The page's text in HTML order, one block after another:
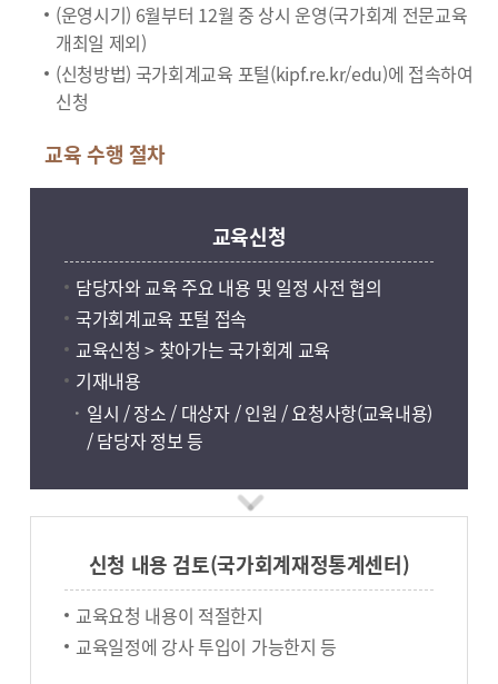
(운영시기) 6월부터 12월 중 상시 운영(국가회계 전문교육
개최일 제외)
(신청방법) 국가회계교육 포털(kipf.re.kr/edu)에 접속하여
신청
교육 수행 절차
교육신청
담당자와 교육 주요 내용 및 일정 사전 협의
국가회계교육 포털 접속
교육신청 > 찾아가는 국가회계 교육
기재내용
일시 / 장소 / 대상자 / 인원 / 요청사항(교육내용)
/ 담당자 정보 등
신청 내용 검토(국가회계재정통계센터)
교육요청 내용이 적절한지
교육일정에 강사 투입이 가능한지 등